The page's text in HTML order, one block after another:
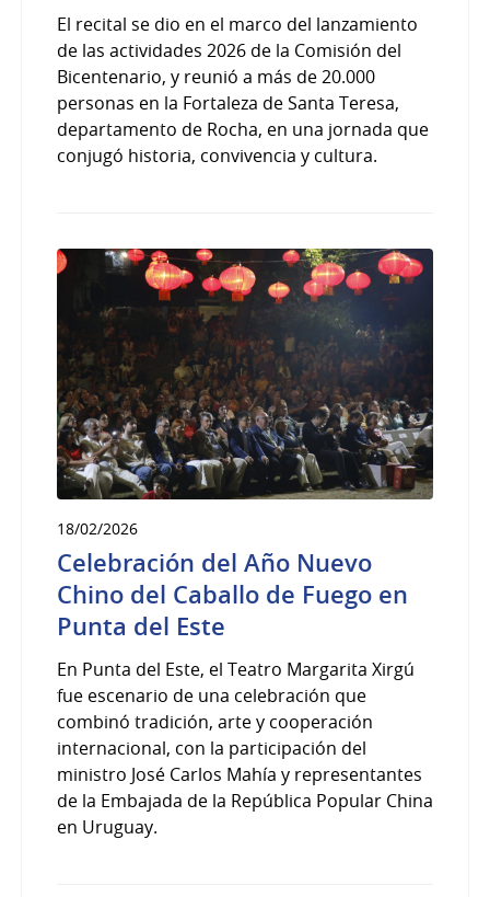
El recital se dio en el marco del lanzamiento
de las actividades 2026 de la Comisión del
Bicentenario, y reunió a más de 20.000
personas en la Fortaleza de Santa Teresa,
departamento de Rocha, en una jornada que
conjugó historia, convivencia y cultura.
18/02/2026
Celebración del Año Nuevo
Chino del Caballo de Fuego en
Punta del Este
En Punta del Este, el Teatro Margarita Xirgú
fue escenario de una celebración que
combinó tradición, arte y cooperación
internacional, con la participación del
ministro José Carlos Mahía y representantes
de la Embajada de la República Popular China
en Uruguay.